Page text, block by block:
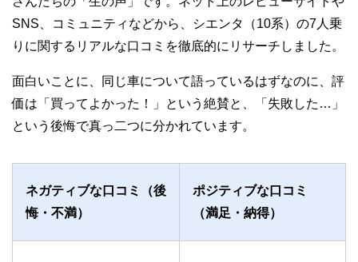
SNS、コミュニティなどから、シエンタ（10系）の7人乗
りに関するリアルな口コミを徹底的にリサーチしました。
面白いことに、同じ車について語っているはずなのに、評
価は「買ってよかった！」という絶賛と、「失敗した…」
という後悔で真っ二つに分かれています。
ネガティブな口コミ（後
悔・不満）
ポジティブな口コミ
（満足・納得）